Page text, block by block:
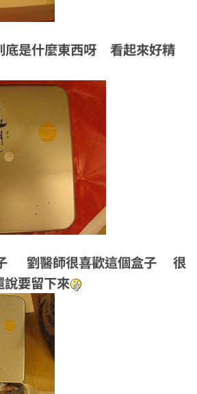
是什麼東西呀 看起來好精
劉醫師很喜歡這個盒子 很
說要留下來